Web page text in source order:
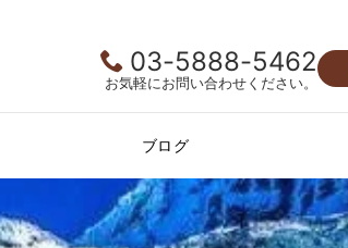
03-5888-5462
お気軽にお問い合わせください。
ブログ